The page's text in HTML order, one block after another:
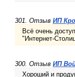
301. Отзыв ИП
Всё очень
"Интернет-
300. Отзыв ИП
Хороший и